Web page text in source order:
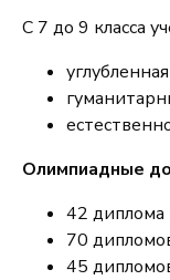
С 7 до 9 класса
Олимпиадные
42 диплома
70
45